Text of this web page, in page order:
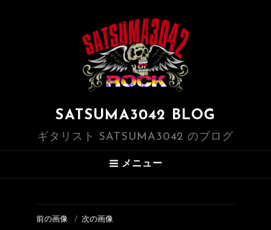
SATSUMA3042 BLOG
ギタリスト SATSUMA3042 のブログ
メニュー
前の画像 次の画像